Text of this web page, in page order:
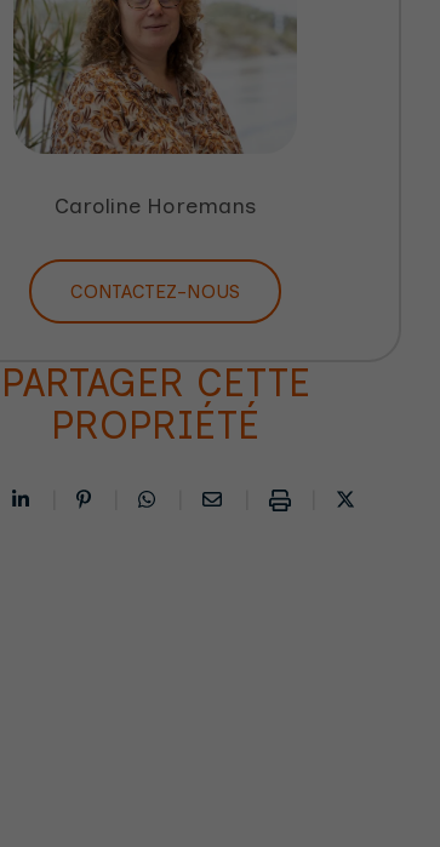
CONTACTEZ-NOUS
Caroline Horemans
PARTAGER CETTE
PROPRIÉTÉ